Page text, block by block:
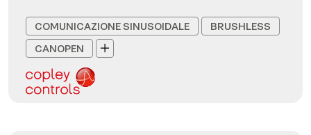
COMUNICAZIONE SINUSOIDALE
BRUSHLESS
CANOPEN